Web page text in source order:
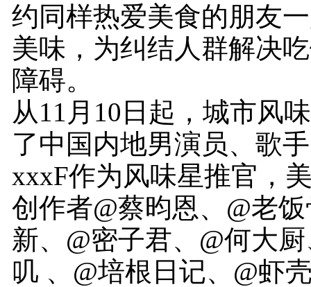
约同样热爱美食的朋友
美味，为纠结人群解决
障碍。
从11月10日起，城市风
了中国内地男演员、歌
xxxF作为风味星推官，
创作者@蔡昀恩、@老
新、@密子君、@何大
叽 、@培根日记、@虾